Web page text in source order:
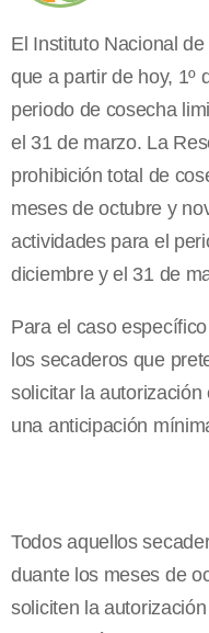
El Instituto Nacional
que a partir de hoy, 1º
periodo de cosecha
el 31 de marzo. La
prohibición total de
meses de octubre y
actividades para el
diciembre y el 31 de
Para el caso
los secaderos que
solicitar la
una anticipación
Todos aquellos
duante los meses de
soliciten la